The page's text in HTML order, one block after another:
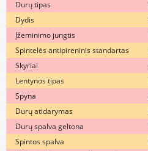
Durų tipas
Dydis
Įžeminimo jungtis
Spintelės antipireninis standartas
Skyriai
Lentynos tipas
Spyna
Durų atidarymas
Durų spalva geltona
Spintos spalva